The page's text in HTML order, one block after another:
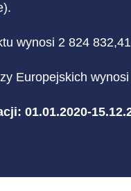
wynosi 2 824
Europejskich
01.01.2020-